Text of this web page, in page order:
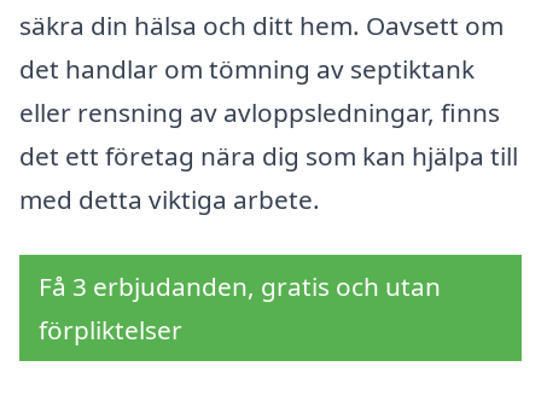
säkra din hälsa och ditt hem. Oavsett om
det handlar om tömning av septiktank
eller rensning av avloppsledningar, finns
det ett företag nära dig som kan hjälpa till
med detta viktiga arbete.
Få 3 erbjudanden, gratis och utan
förpliktelser